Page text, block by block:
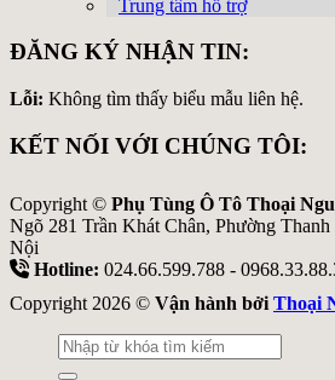
Trung tâm hỗ trợ
ĐĂNG KÝ NHẬN TIN:
Lỗi: Không tìm thấy biểu mẫu liên hệ.
KẾT NỐI VỚI CHÚNG TÔI:
Copyright © Phụ Tùng Ô Tô Thoại
Ngõ 281 Trần Khát Chân, Phường
Nội
Hotline: 024.66.599.788 -
Copyright 2026 © Vận hành bởiThoại